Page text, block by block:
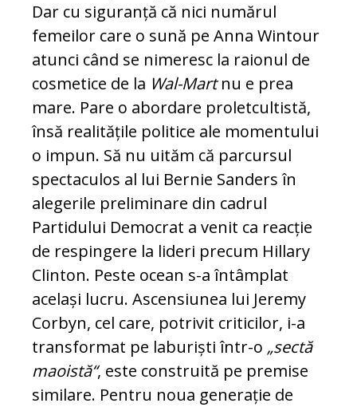
Dar cu siguranță că nici numărul
femeilor care o sună pe Anna Wintour
atunci când se nimeresc la ra­io­nul de
cosmetice de la Wal-Martnu e prea
mare. Pare o abordare proletcultistă,
însă realitățile politice ale momentului
o impun. Să nu uităm că parcursul
spec­ta­culos al lui Bernie Sanders în
alegerile pre­liminare din cadrul
Partidului Democrat a venit ca reacție
de respingere la lideri pre­cum Hillary
Clinton. Peste ocean s-a în­tâmplat
același lucru. Ascensiunea lui Je­remy
Corbyn, cel care, potrivit criticilor, i-a
transformat pe laburiști într-o „sectă
maoistă“, este construită pe premise
si­milare. Pentru noua generație de